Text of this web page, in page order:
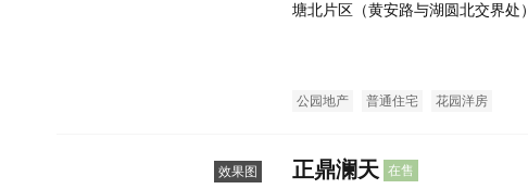
塘北片区（黄安路与湖圆北交界处）
公园地产 普通住宅 花园洋房
效果图 正鼎澜天 在售